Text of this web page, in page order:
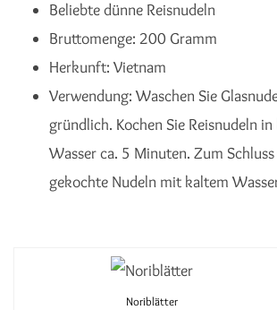
Beliebte dünne Reisnudeln
Bruttomenge: 200 Gramm
Herkunft: Vietnam
Verwendung: Waschen Sie
gründlich. Kochen Sie Reisnudeln
Wasser ca. 5 Minuten. Zum
gekochte Nudeln mit kaltem
Noriblätter